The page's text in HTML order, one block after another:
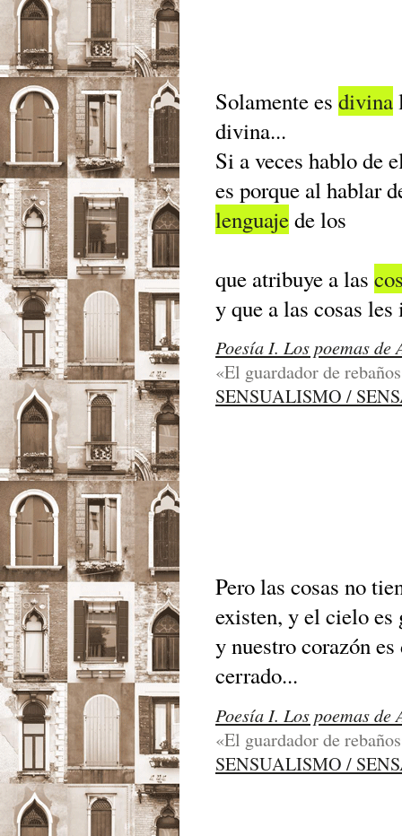
Solamente es divina
divina...
Si a veces hablo de
es porque al hablar
lenguajede los
que atribuye a las
y que a las cosas
Poesía I. Los poemas
«El guardador de
SENSUALISMO /
Pero las cosas no
existen, y el cielo es
y nuestro corazón
cerrado...
Poesía I. Los poemas
«El guardador de
SENSUALISMO /